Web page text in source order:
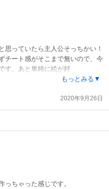
たことがそうじゃなかったりと、
てないとちょっとややこしいと
して読んだりする方は好きかと思
思っていたら主人公そっちかい！
チート感がそこまで無いので、今
す。あと単純に絵が好
まりつつ勘違いが加速していくシ
た。
まだ見られないことに打ちひし
ね。これからも楽しみです。
もっとみる▼
2020年9月26日
っちゃった感じです。